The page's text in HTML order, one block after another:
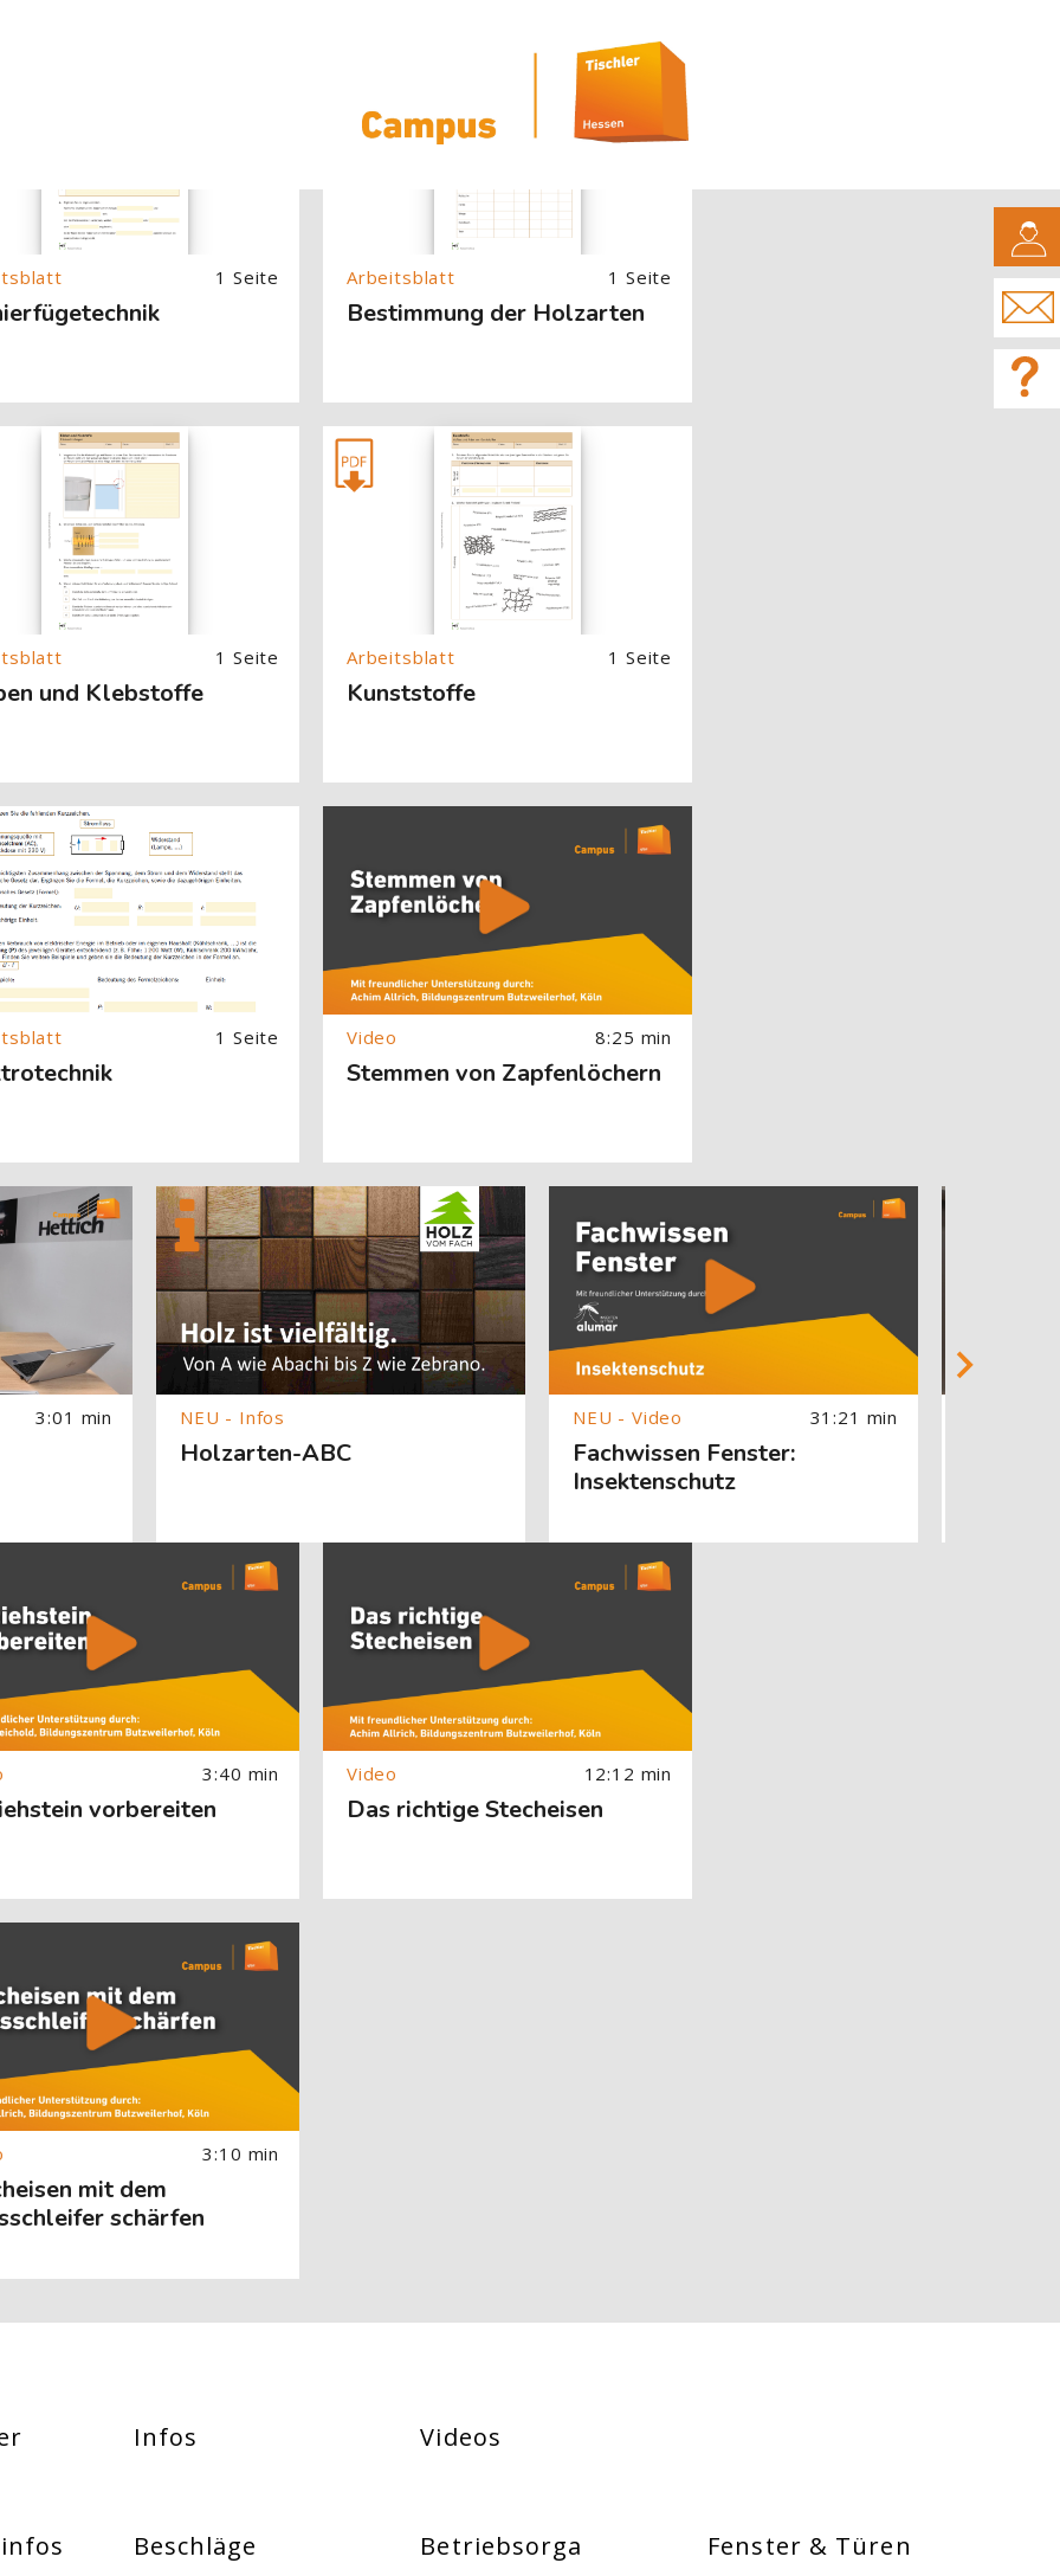
1 Seite
[Cocoon] About (Text with Image) überspringen
1 Seite
Bestimmung der Holzarten
(Text with Image) überspringen
1 Seite
und Klebstoffe
[Cocoon] About (Text with Image) überspringen
1 Seite
Kunststoffe
(Text with Image) überspringen
1 Seite
[Cocoon] About (Text with Image) überspringen
8:25 min
Stemmen von Zapfenlöchern
überspringen
3:01 min
[Cocoon] About (Text with Image) überspringen
Holzarten-ABC
[Cocoon] About (Text with Image) überspringen
31:21 min
Fachwissen Fenster:
Insektenschutz
[Cocoon]
(Text with Image) überspringen
3:40 min
vorbereiten
[Cocoon] About (Text with Image) überspringen
12:12 min
Das richtige Stecheisen
(Text with Image) überspringen
3:10 min
mit dem
schärfen
Infos Videos
Beschläge Betriebsorga
Fenster & Türen